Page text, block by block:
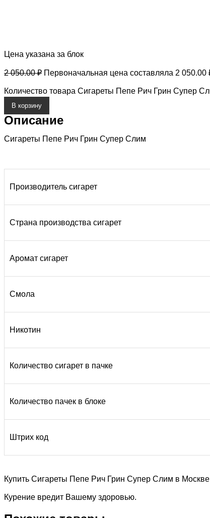
Цена указана за блок
2 050.00₽ Первоначальная цена составляла 2 050.00
Количество товара Сигареты Пепе Рич Грин Супер
В корзину
Описание
Сигареты Пепе Рич Грин Супер Слим
Производитель сигарет
Страна производства сигарет
Аромат сигарет
Смола
Никотин
Количество сигарет в пачке
Количество пачек в блоке
Штрих код
Купить Сигареты Пепе Рич Грин Супер Слим в
Курение вредит Вашему здоровью.